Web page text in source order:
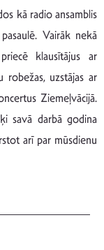
kā radio ansamblis
Vairāk nekā
klausītājus ar
robežas, uzstājas ar
Ziemeļvācijā.
savā darbā godina
arī par mūsdienu